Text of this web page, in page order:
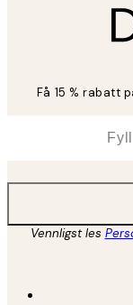
Få 15 % rabatt
Vennligst les